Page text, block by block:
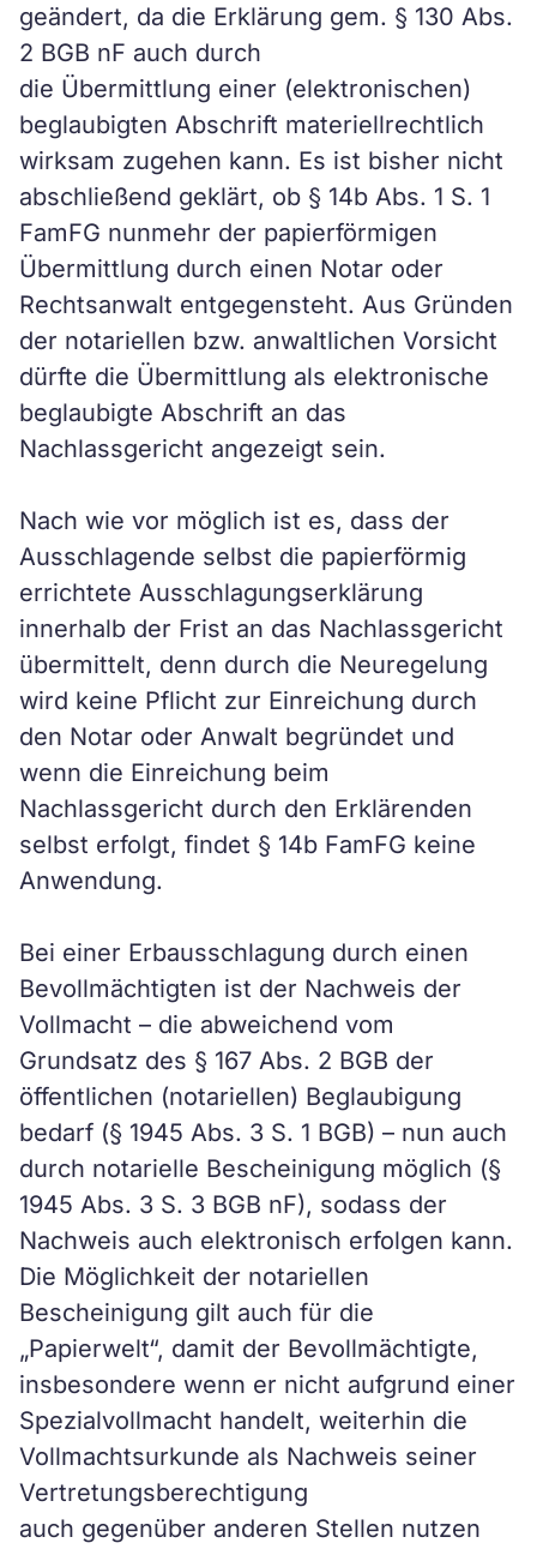
geändert, da die Erklärung gem. § 130 Abs.
2 BGB nF auch durch
die Übermittlung einer (elektronischen)
beglaubigten Abschrift materiellrechtlich
wirksam zugehen kann. Es ist bisher nicht
abschließend geklärt, ob § 14b Abs. 1 S. 1
FamFG nunmehr der papierförmigen
Übermittlung durch einen Notar oder
Rechtsanwalt entgegensteht. Aus Gründen
der notariellen bzw. anwaltlichen Vorsicht
dürfte die Übermittlung als elektronische
beglaubigte Abschrift an das
Nachlassgericht angezeigt sein.
Nach wie vor möglich ist es, dass der
Ausschlagende selbst die papierförmig
errichtete Ausschlagungserklärung
innerhalb der Frist an das Nachlassgericht
übermittelt, denn durch die Neuregelung
wird keine Pflicht zur Einreichung durch
den Notar oder Anwalt begründet und
wenn die Einreichung beim
Nachlassgericht durch den Erklärenden
selbst erfolgt, findet § 14b FamFG keine
Anwendung.
Bei einer Erbausschlagung durch einen
Bevollmächtigten ist der Nachweis der
Vollmacht – die abweichend vom
Grundsatz des § 167 Abs. 2 BGB der
öffentlichen (notariellen) Beglaubigung
bedarf (§ 1945 Abs. 3 S. 1 BGB) – nun auch
durch notarielle Bescheinigung möglich (§
1945 Abs. 3 S. 3 BGB nF), sodass der
Nachweis auch elektronisch erfolgen kann.
Die Möglichkeit der notariellen
Bescheinigung gilt auch für die
„Papierwelt“, damit der Bevollmächtigte,
insbesondere wenn er nicht aufgrund einer
Spezialvollmacht handelt, weiterhin die
Vollmachtsurkunde als Nachweis seiner
Vertretungsberechtigung
auch gegenüber anderen Stellen nutzen